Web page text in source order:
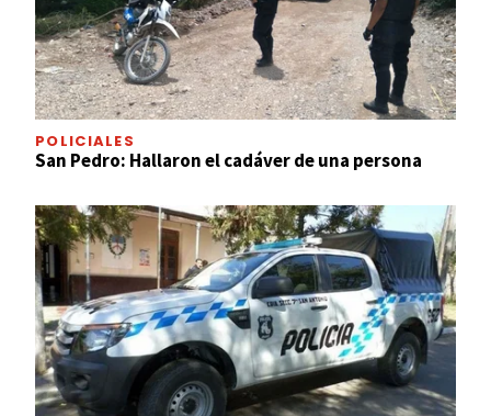
POLICIALES
San Pedro: Hallaron el cadáver de una persona